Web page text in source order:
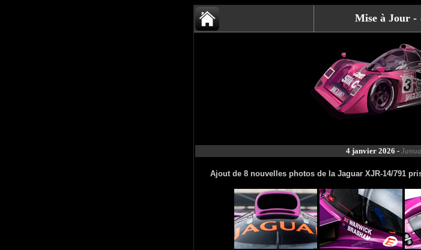
Mise à Jour -
4 janvier 2026 -
Ajout de 8 nouvelles photos de la Jaguar XJR-14/791